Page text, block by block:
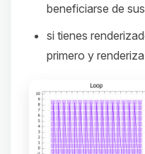
beneficiarse de
si tienes
primero y